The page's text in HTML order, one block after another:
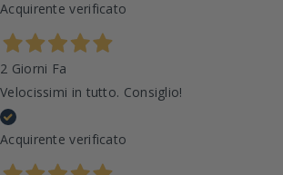
Acquirente verificato
2 Giorni Fa
Velocissimi in tutto. Consiglio!
Acquirente verificato